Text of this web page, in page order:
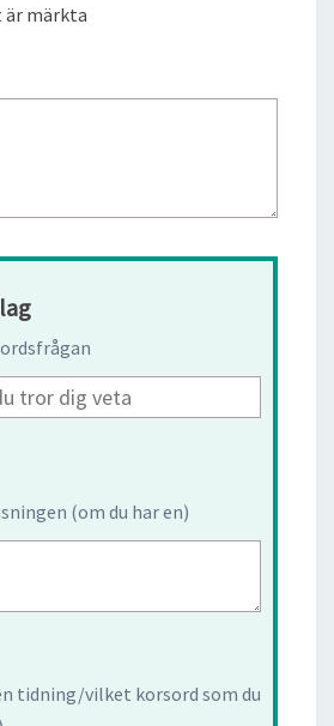
märkta
(om du har en)
tidning/vilket korsord som du